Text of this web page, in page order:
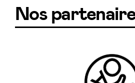
Nos